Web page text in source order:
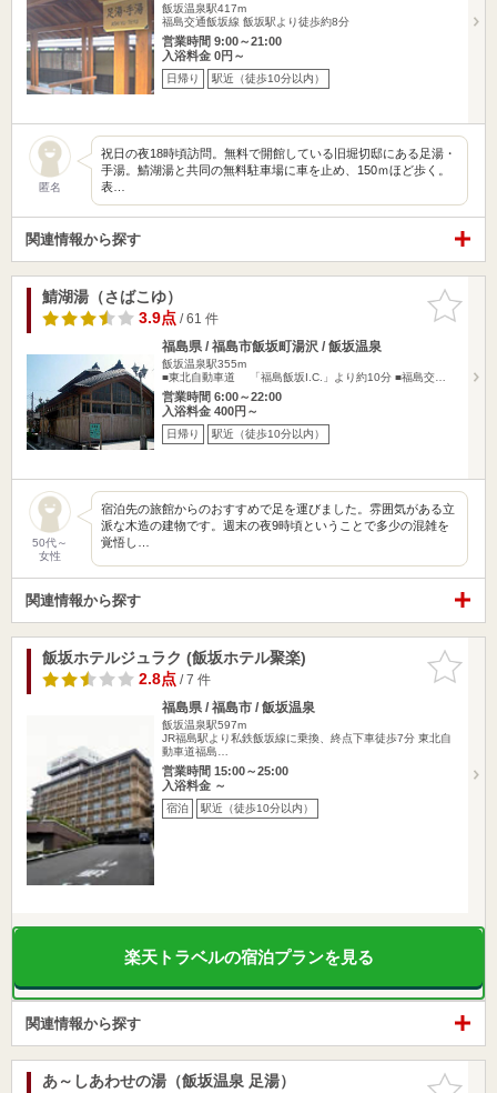
飯坂温泉駅417m
福島交通飯坂線 飯坂駅より徒歩約8分
営業時間 9:00～21:00
入浴料金 0円～
日帰り 駅近（徒歩10分以内）
匿名
祝日の夜18時頃訪問。無料で開館している旧堀切邸にある足湯・
手湯。鯖湖湯と共同の無料駐車場に車を止め、150ｍほど歩く。
表…
関連情報から探す
お気に入
りに追加
鯖湖湯（さばこゆ）
3.9点/ 61 件
福島県 / 福島市飯坂町湯沢 / 飯坂温泉
飯坂温泉駅355m
■東北自動車道 「福島飯坂I.C.」より約10分 ■福島交…
営業時間 6:00～22:00
入浴料金 400円～
日帰り 駅近（徒歩10分以内）
50代～
女性
宿泊先の旅館からのおすすめで足を運びました。雰囲気がある立
派な木造の建物です。週末の夜9時頃ということで多少の混雑を
覚悟し…
関連情報から探す
お気に入
りに追加
飯坂ホテルジュラク (飯坂ホテル聚楽)
2.8点/ 7 件
福島県 / 福島市 / 飯坂温泉
飯坂温泉駅597m
JR福島駅より私鉄飯坂線に乗換、終点下車徒歩7分 東北自
動車道福島…
営業時間 15:00～25:00
入浴料金 ～
宿泊 駅近（徒歩10分以内）
楽天トラベルの宿泊プランを見る
関連情報から探す
お気に入
あ～しあわせの湯（飯坂温泉 足湯）